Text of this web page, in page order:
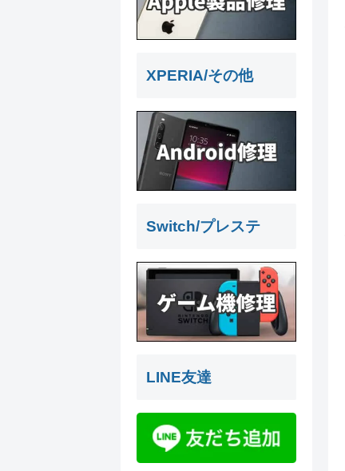
XPERIA/その他
Switch/プレステ
LINE友達